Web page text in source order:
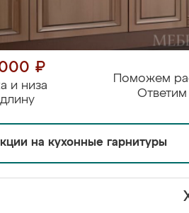
₽
и низа
Поможем
Ответим
на кухонные гарнитуры